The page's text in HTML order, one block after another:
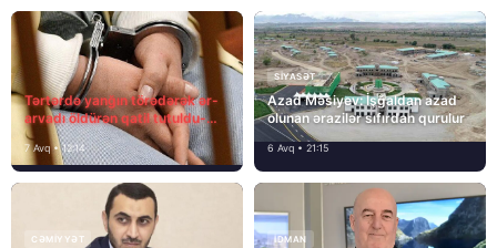
Tərtərdə yanğın törədərək ər-
arvadı öldürən qatil tutuldu-
SON DƏQİQƏ
7 Avq • 12:14
SIYASƏT
Azad Məsiyev: İşğaldan azad
olunan ərazilər sıfırdan qurulur
6 Avq • 21:15
CƏMIYYƏT İDMAN